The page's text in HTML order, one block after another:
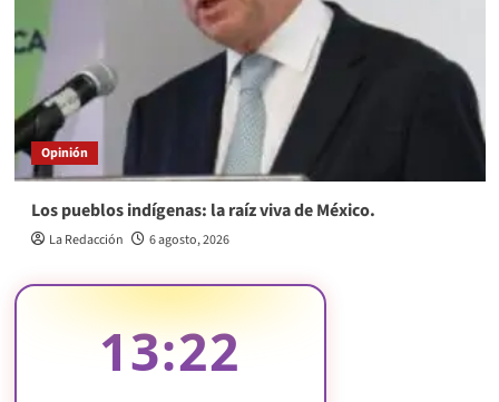
Opinión
Los pueblos indígenas: la raíz viva de México.
La Redacción 6 agosto, 2026
13:22